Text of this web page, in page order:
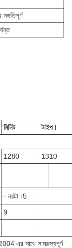
মিনিট
টাইপ।
1280 1310
- নয়টা।5
9
এর সাথে সামঞ্জস্যপূর্ণ